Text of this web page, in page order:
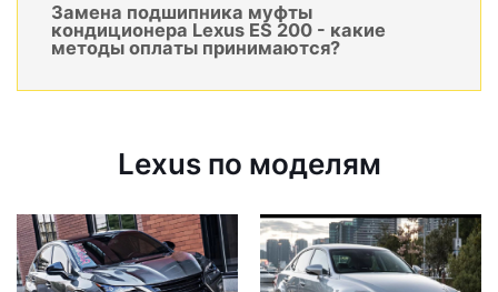
Замена подшипника муфты
кондиционера Lexus ES 200 - какие
методы оплаты принимаются?
Lexus по моделям